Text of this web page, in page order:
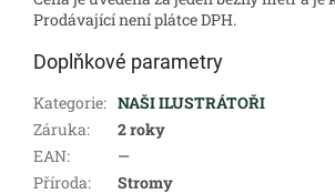
Prodávající není plátce DPH.
Doplňkové parametry
Kategorie: NAŠI ILUSTRÁTOŘI
Záruka:
2 roky
EAN:
—
Příroda: Stromy